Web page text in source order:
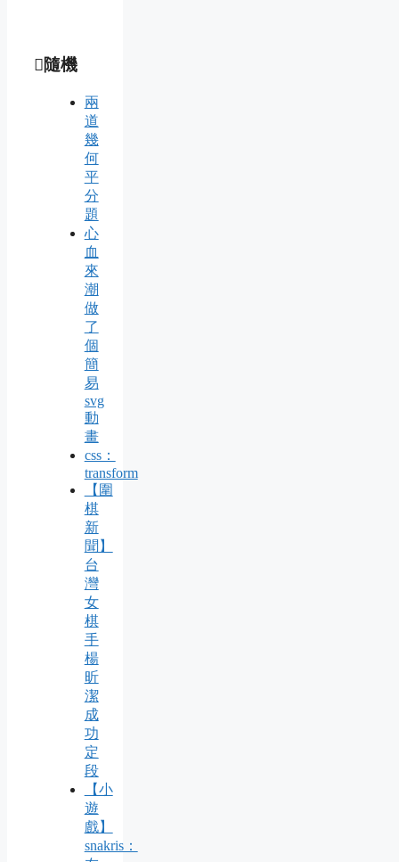
隨機
兩
道
幾
何
平
分
題
心
血
來
潮
做
了
個
簡
易
svg
動
畫
css：
transform
【圍
棋
新
聞】
台
灣
女
棋
手
楊
昕
潔
成
功
定
段
【小
遊
戲】
snakris：